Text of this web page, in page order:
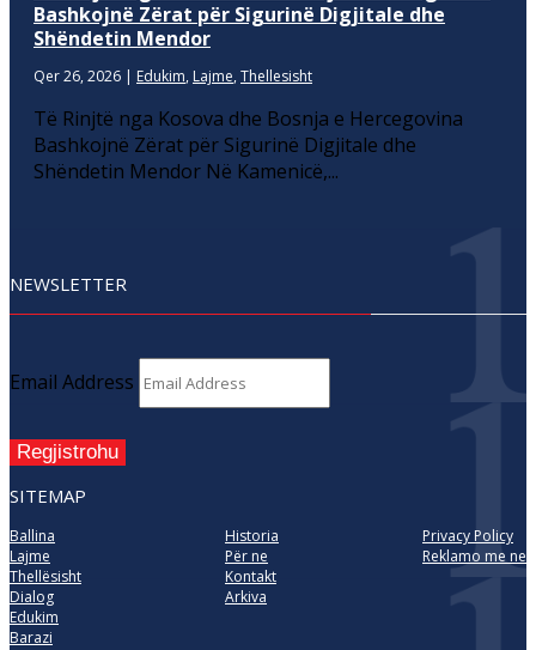
Bashkojnë Zërat për Sigurinë Digjitale dhe
Shëndetin Mendor
Qer 26, 2026 | Edukim, Lajme, Thellesisht
Të Rinjtë nga Kosova dhe Bosnja e Hercegovina
Bashkojnë Zërat për Sigurinë Digjitale dhe
Shëndetin Mendor Në Kamenicë,...
NEWSLETTER
Email Address
Regjistrohu
SITEMAP
Ballina
Lajme
Thellësisht
Dialog
Edukim
Barazi
Historia
Për ne
Kontakt
Arkiva
Privacy Policy
Reklamo me ne